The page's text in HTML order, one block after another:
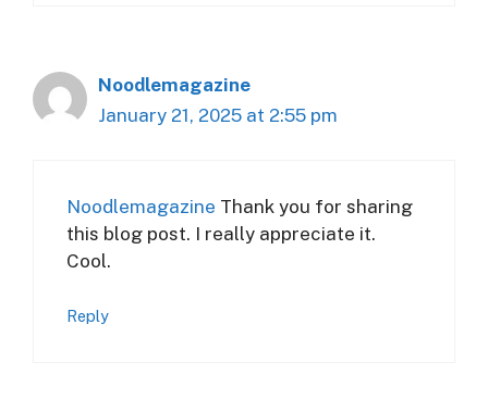
Noodlemagazine
January 21, 2025 at 2:55 pm
Noodlemagazine Thank you for sharing
this blog post. I really appreciate it.
Cool.
Reply